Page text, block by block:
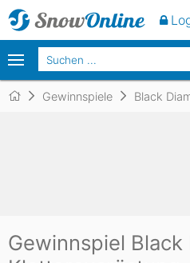
Gewinnspiele Black
Gewinnspiel Black